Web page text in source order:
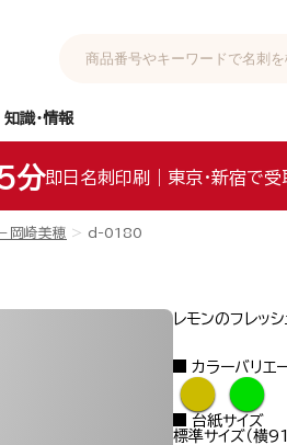
知識・情報
分即日名刺印刷｜東京・新宿で受
岡崎美穂 d-0180
レモンのフレッ
カラーバリエ
● ●
台紙サイズ
標準サイズ（横